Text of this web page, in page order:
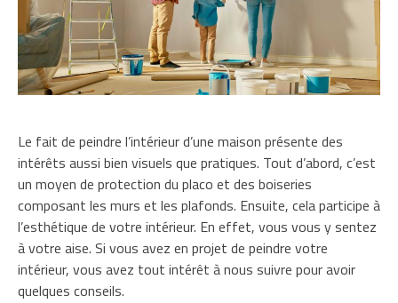
Le fait de peindre l’intérieur d’une maison présente des
intérêts aussi bien visuels que pratiques. Tout d’abord, c’est
un moyen de protection du placo et des boiseries
composant les murs et les plafonds. Ensuite, cela participe à
l’esthétique de votre intérieur. En effet, vous vous y sentez
à votre aise. Si vous avez en projet de peindre votre
intérieur, vous avez tout intérêt à nous suivre pour avoir
quelques conseils.